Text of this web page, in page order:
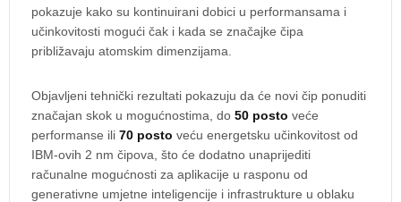
pokazuje kako su kontinuirani dobici u performansama i
učinkovitosti mogući čak i kada se značajke čipa
približavaju atomskim dimenzijama.
Objavljeni tehnički rezultati pokazuju da će novi čip ponuditi
značajan skok u mogućnostima, do 50 posto veće
performanse ili 70 posto veću energetsku učinkovitost od
IBM-ovih 2 nm čipova, što će dodatno unaprijediti
računalne mogućnosti za aplikacije u rasponu od
generativne umjetne inteligencije i infrastrukture u oblaku